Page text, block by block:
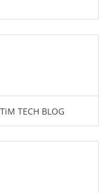
TECH BLOG